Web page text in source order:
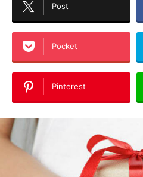
Post
Pocket
Pinterest